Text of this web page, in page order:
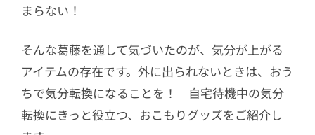
まらない！
そんな葛藤を通して気づいたのが、気分が上がる
アイテムの存在です。外に出られないときは、おう
ちで気分転換になることを！ 自宅待機中の気分
転換にきっと役立つ、おこもりグッズをご紹介し